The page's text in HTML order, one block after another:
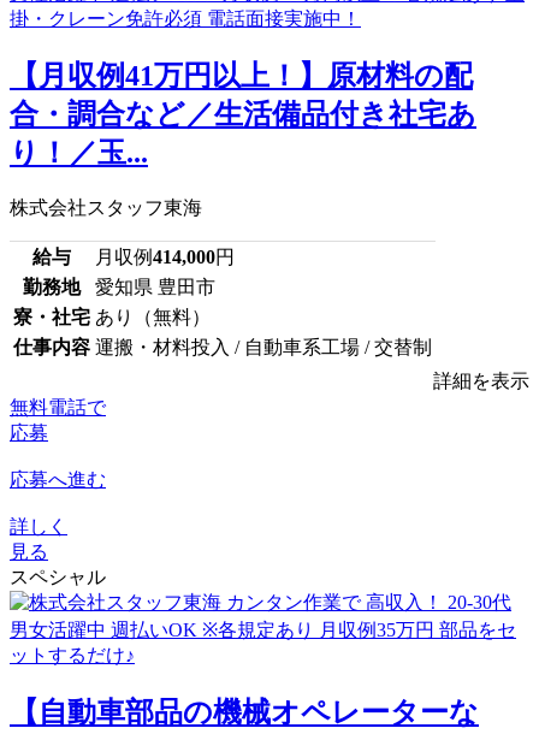
【月収例41万円以上！】原材料の配
合・調合など／生活備品付き社宅あ
り！／玉...
株式会社スタッフ東海
給与 月収例414,000円
勤務地
愛知県 豊田市
寮・社宅 あり（無料）
仕事内容 運搬・材料投入 / 自動車系工場 / 交替制
詳細を表示
無料電話で
応募
応募へ進む
詳しく
見る
スペシャル
【自動車部品の機械オペレーターな